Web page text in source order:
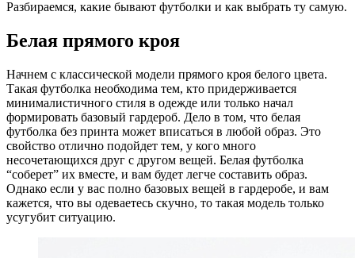
Разбираемся, какие бывают футболки и как выбрать ту самую.
Белая прямого кроя
Начнем с классической модели прямого кроя белого цвета.
Такая футболка необходима тем, кто придерживается
минималистичного стиля в одежде или только начал
формировать базовый гардероб. Дело в том, что белая
футболка без принта может вписаться в любой образ. Это
свойство отлично подойдет тем, у кого много
несочетающихся друг с другом вещей. Белая футболка
“соберет” их вместе, и вам будет легче составить образ.
Однако если у вас полно базовых вещей в гардеробе, и вам
кажется, что вы одеваетесь скучно, то такая модель только
усугубит ситуацию.